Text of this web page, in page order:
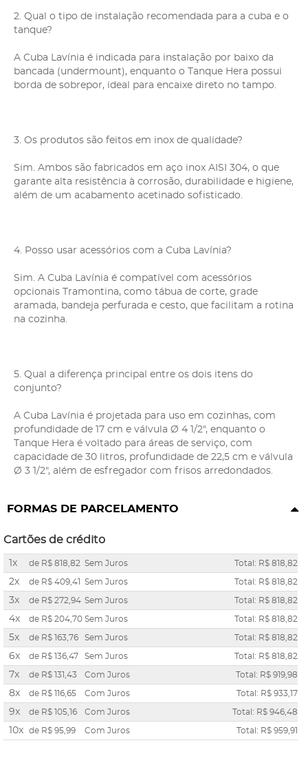
2. Qual o tipo de instalação recomendada para a cuba e o
tanque?
A Cuba Lavínia é indicada para instalação por baixo da
bancada (undermount), enquanto o Tanque Hera possui
borda de sobrepor, ideal para encaixe direto no tampo.
3. Os produtos são feitos em inox de qualidade?
Sim. Ambos são fabricados em aço inox AISI 304, o que
garante alta resistência à corrosão, durabilidade e higiene,
além de um acabamento acetinado sofisticado.
4. Posso usar acessórios com a Cuba Lavínia?
Sim. A Cuba Lavínia é compatível com acessórios
opcionais Tramontina, como tábua de corte, grade
aramada, bandeja perfurada e cesto, que facilitam a rotina
na cozinha.
5. Qual a diferença principal entre os dois itens do
conjunto?
A Cuba Lavínia é projetada para uso em cozinhas, com
profundidade de 17 cm e válvula Ø 4 1/2", enquanto o
Tanque Hera é voltado para áreas de serviço, com
capacidade de 30 litros, profundidade de 22,5 cm e válvula
Ø 3 1/2", além de esfregador com frisos arredondados.
FORMAS DE PARCELAMENTO
Cartões de crédito
1x de R$ 818,82 Sem Juros Total: R$ 818,82
2x de R$ 409,41 Sem Juros Total: R$ 818,82
3x de R$ 272,94 Sem Juros Total: R$ 818,82
4x de R$ 204,70 Sem Juros Total: R$ 818,82
5x de R$ 163,76 Sem Juros Total: R$ 818,82
6x de R$ 136,47 Sem Juros Total: R$ 818,82
7x de R$ 131,43 Com Juros Total: R$ 919,98
8x de R$ 116,65 Com Juros Total: R$ 933,17
9x de R$ 105,16 Com Juros Total: R$ 946,48
10x de R$ 95,99 Com Juros Total: R$ 959,91